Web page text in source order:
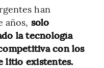
han
años, solo
la tecnología
con los
litio existentes.